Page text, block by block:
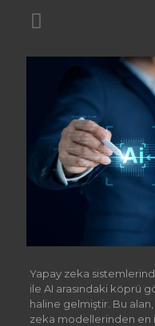
Yapay zeka
ile AI arasındaki köprü
haline gelmiştir. Bu
zeka modellerinden en